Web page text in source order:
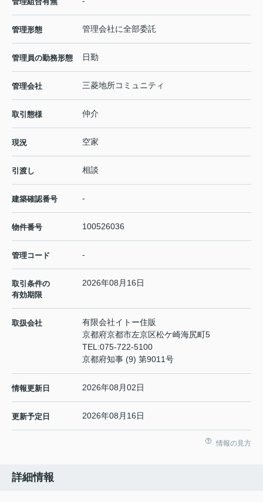
管理形態 管理会社に全部委託
管理員の勤務形態 日勤
管理会社 三菱地所コミュニティ
取引態様 仲介
現況 空家
引渡し 相談
建築確認番号 -
物件番号 100526036
管理コード -
取引条件の
有効期限
2026年08月16日
取扱会社
有限会社イトー住販
京都府京都市左京区松ケ崎海尻町5
TEL:075-722-5100
京都府知事 (9) 第9011号
情報更新日 2026年08月02日
更新予定日 2026年08月16日
情報の見方
詳細情報